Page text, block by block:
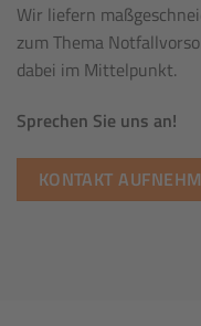
Wir liefern
zum Thema
dabei im Mittelpunkt.
Sprechen Sie uns an!
KONTAKT